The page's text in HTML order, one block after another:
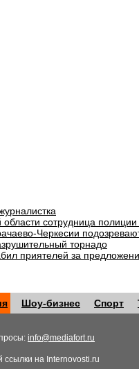
сотрудница
Черкесии
торнадо
приятелей за
Шоу-бизнес Спорт
info@mediafort.ru
ссылки на Internovosti.ru